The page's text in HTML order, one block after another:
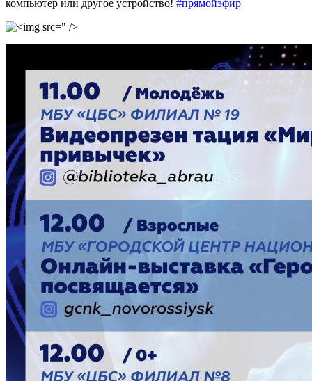
компьютер или другое устройство! #прямойэфир
" />